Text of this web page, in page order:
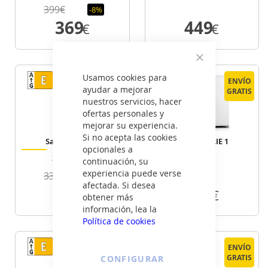
Cerrar
Usamos cookies para
ayudar a mejorar
nuestros servicios, hacer
ofertas personales y
mejorar su experiencia.
Si no acepta las cookies
opcionales a
continuación, su
experiencia puede verse
afectada. Si desea
obtener más
información, lea la
Política de cookies
CONFIGURAR
399€ -8%
369
€
VER DETALLE
449
€
ENVÍO
GRATIS
ENVÍO
GRATIS
Sauber SERIE 3
2P16026WH
VER DETALLE
339€ -6%
319
€
ENVÍO
GRATIS
ENVÍO
GRATIS
Sauber SERIE 1
129€
GRATIS
GRATIS
ENVÍO
GRATIS
ENVÍO
GRATIS